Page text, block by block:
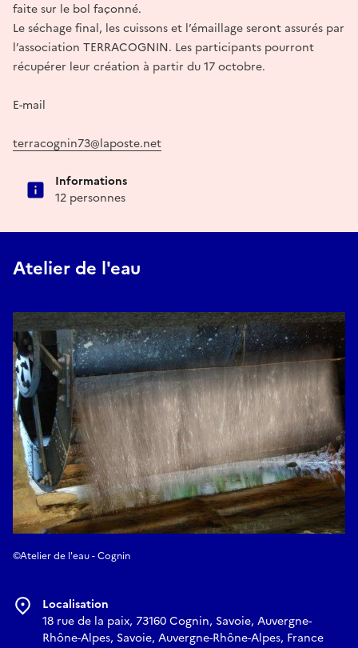
faite sur le bol façonné.
Le séchage final, les cuissons et l’émaillage seront assurés par
l’association TERRACOGNIN. Les participants pourront
récupérer leur création à partir du 17 octobre.
E-mail
terracognin73@laposte.net
Informations
12 personnes
Atelier de l'eau
©Atelier de l'eau - Cognin
Localisation
18 rue de la paix, 73160 Cognin, Savoie, Auvergne-
Rhône-Alpes, Savoie, Auvergne-Rhône-Alpes, France